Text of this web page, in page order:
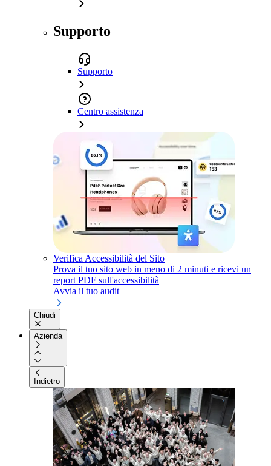
Supporto
Supporto
Centro assistenza
Verifica Accessibilità del Sito
Prova il tuo sito web in meno di 2 minuti e ricevi un
report PDF sull'accessibilità
Avvia il tuo audit
Chiudi
Azienda
Indietro